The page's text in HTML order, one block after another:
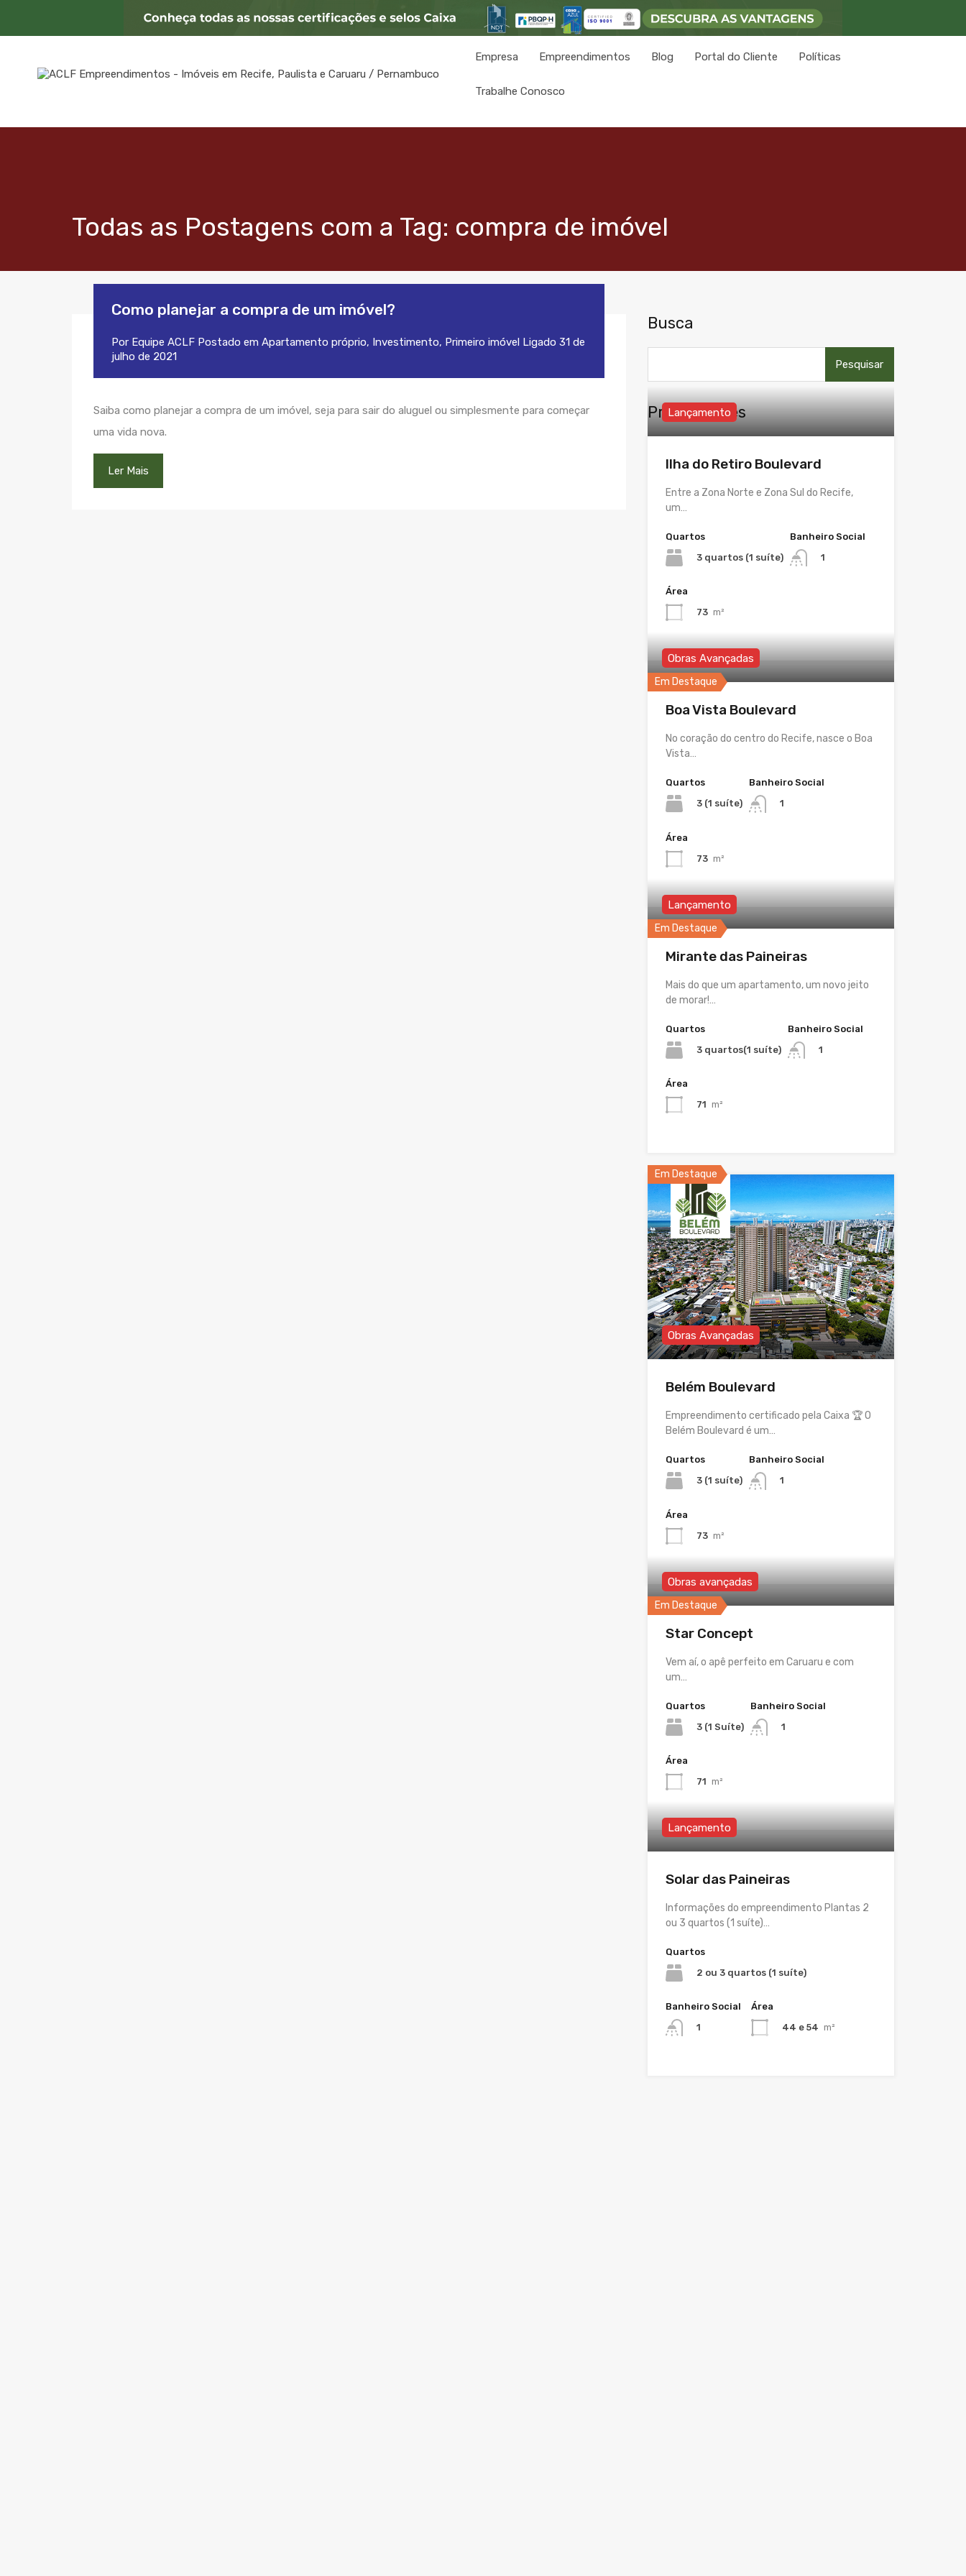
Empresa Empreendimentos Blog Portal do Cliente Políticas
Trabalhe Conosco
Todas as Postagens com a Tag: compra de imóvel
Como planejar a compra de um imóvel?
Por Equipe ACLF Postado em Apartamento próprio, Investimento, Primeiro imóvel Ligado 31 de
julho de 2021
Saiba como planejar a compra de um imóvel, seja para sair do aluguel ou simplesmente para começar
uma vida nova.
Ler Mais
Busca
por:
Propriedades
Lançamento
Ilha do Retiro Boulevard
Entre a Zona Norte e Zona Sul do Recife,
um…
Quartos
3 quartos (1 suíte)
Banheiro Social
1
Área
73 m²
Em Destaque
Obras Avançadas
Boa Vista Boulevard
No coração do centro do Recife, nasce o Boa
Vista…
Quartos
3 (1 suíte)
Banheiro Social
1
Área
73 m²
Em Destaque
Lançamento
Mirante das Paineiras
Mais do que um apartamento, um novo jeito
de morar!…
Quartos
3 quartos(1 suíte)
Banheiro Social
1
Área
71 m²
Em Destaque
Obras Avançadas
Belém Boulevard
Empreendimento certificado pela Caixa 🏆 O
Belém Boulevard é um…
Quartos
3 (1 suíte)
Banheiro Social
1
Área
73 m²
Em Destaque
Obras avançadas
Star Concept
Vem aí, o apê perfeito em Caruaru e com
um…
Quartos
3 (1 Suíte)
Banheiro Social
1
Área
71 m²
Lançamento
Solar das Paineiras
Informações do empreendimento Plantas 2
ou 3 quartos (1 suíte)…
Quartos
2 ou 3 quartos (1 suíte)
Banheiro Social
1
Área
44 e 54 m²